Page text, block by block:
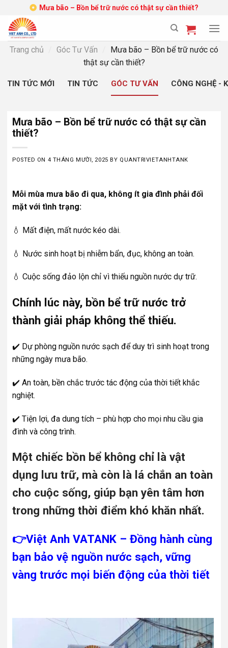
content
Mưa bão – Bồn bể trữ nước có thật sự cần thiết?
Trang chủ Góc Tư Vấn
Mưa bão – Bồn bể trữ nước có
thật sự cần thiết?
TIN TỨC MỚI TIN TỨC GÓC TƯ VẤN CÔNG NGHỆ -
Mưa bão – Bồn bể trữ nước có thật sự cần
thiết?
POSTED ON 4 THÁNG MƯỜI, 2025 BY QUANTRIVIETANHTANK
Mỗi mùa mưa bão đi qua, không ít gia đình phải đối
mặt với tình trạng:
💧 Mất điện, mất nước kéo dài.
💧 Nước sinh hoạt bị nhiễm bẩn, đục, không an toàn.
💧 Cuộc sống đảo lộn chỉ vì thiếu nguồn nước dự trữ.
Chính lúc này, bồn bể trữ nước trở
thành giải pháp không thể thiếu.
✔️ Dự phòng nguồn nước sạch để duy trì sinh hoạt trong
những ngày mưa bão.
✔️ An toàn, bền chắc trước tác động của thời tiết khắc
nghiệt.
✔️ Tiện lợi, đa dung tích – phù hợp cho mọi nhu cầu gia
đình và công trình.
Một chiếc bồn bể không chỉ là vật
dụng lưu trữ, mà còn là lá chắn an toàn
cho cuộc sống, giúp bạn yên tâm hơn
trong những thời điểm khó khăn nhất.
👉Việt Anh VATANK – Đồng hành cùng
bạn bảo vệ nguồn nước sạch, vững
vàng trước mọi biến động của thời tiết